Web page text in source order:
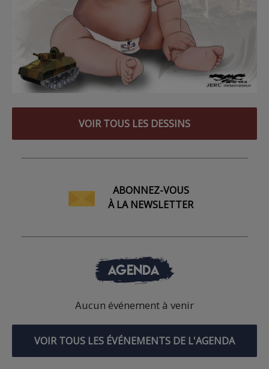
VOIR TOUS LES DESSINS
ABONNEZ-VOUS
À LA NEWSLETTER
AGENDA
Aucun événement à venir
VOIR TOUS LES ÉVÉNEMENTS DE L'AGENDA